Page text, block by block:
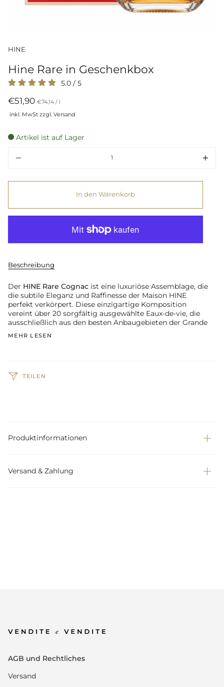
HINE
Hine Rare in Geschenkbox
5.0 / 5
€51,90 Preis
Einheit
€74,14 /per
l
inkl. MwSt zzgl. Versand
Artikel ist auf Lager
In den Warenkorb
Beschreibung
Der HINE Rare Cognac ist eine luxuriöse Assemblage, die
die subtile Eleganz und Raffinesse der Maison HINE
perfekt verkörpert. Diese einzigartige Komposition
vereint über 20 sorgfältig ausgewählte Eaux-de-vie, die
ausschließlich aus den besten Anbaugebieten der Grande
MEHR LESEN
TEILEN
Produktinformationen
Versand & Zahlung
AGB und Rechtliches
Versand